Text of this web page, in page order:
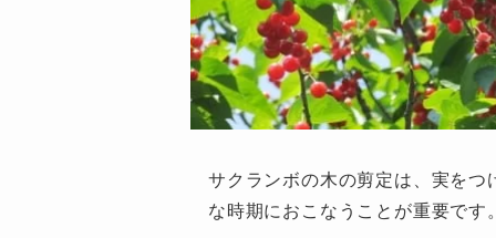
サクランボの木の剪定は、実を
な時期におこなうことが重要です